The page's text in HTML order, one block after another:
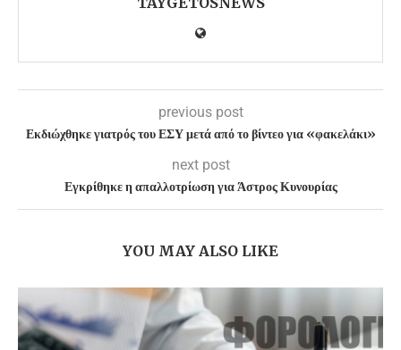
previous post
Εκδιώχθηκε γιατρός του ΕΣΥ μετά από το βίντεο για «φακελάκι»
next post
Εγκρίθηκε η απαλλοτρίωση για Άστρος Κυνουρίας
YOU MAY ALSO LIKE